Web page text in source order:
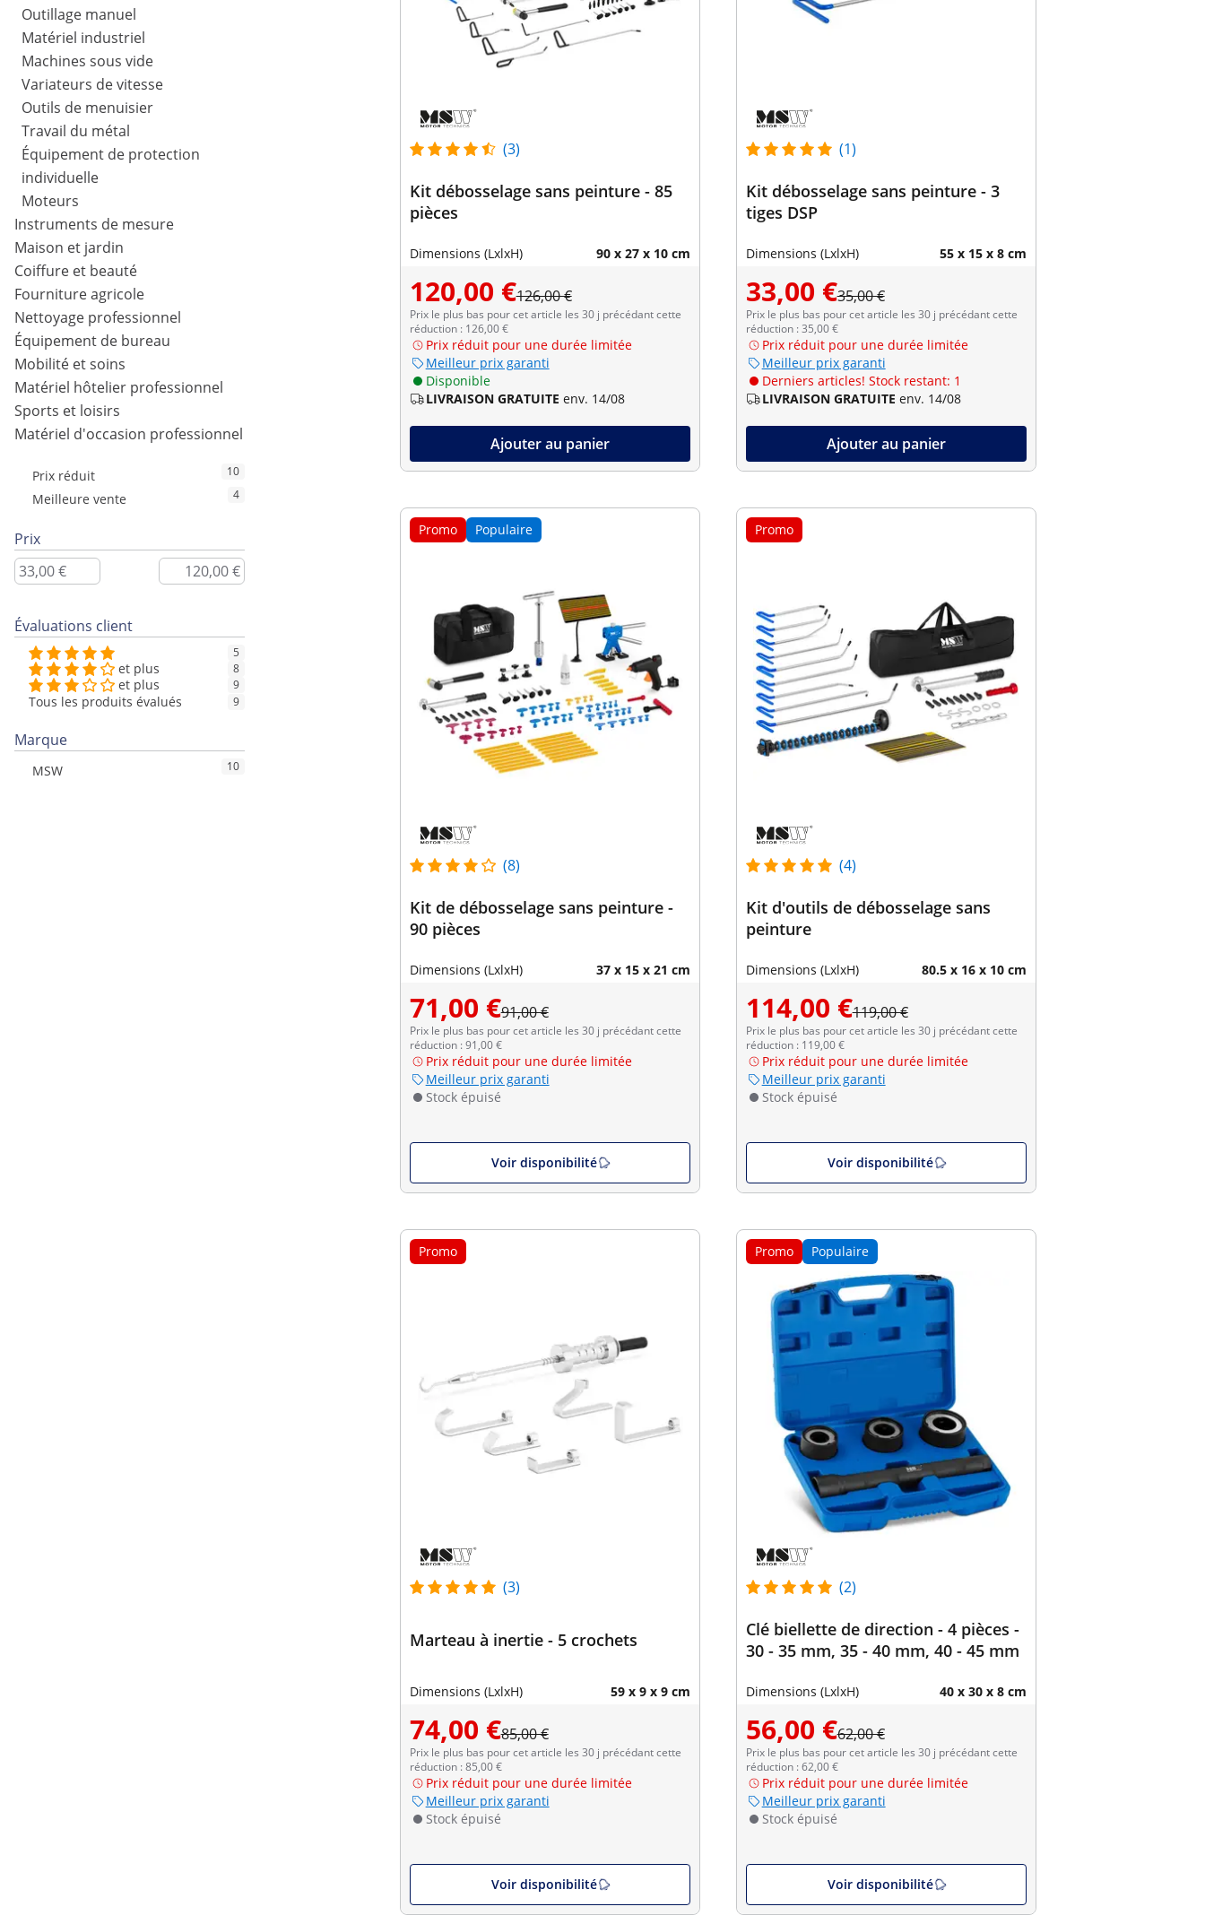
Outillage manuel
Matériel industriel
Machines sous vide
Variateurs de vitesse
Outils de menuisier
Travail du métal
Équipement de protection
individuelle
Moteurs
Instruments de mesure
Maison et jardin
Coiffure et beauté
Fourniture agricole
Nettoyage professionnel
Équipement de bureau
Mobilité et soins
Matériel hôtelier professionnel
Sports et loisirs
Matériel d'occasion professionnel
Prix réduit 10
Meilleure vente 4
Prix
Évaluations client
5
et plus 8
et plus 9
Tous les produits évalués 9
Marque
MSW 10
(3)
Kit débosselage sans peinture - 85
pièces
Dimensions (LxlxH) 90 x 27 x 10 cm
120,00 €126,00 €
Prix le plus bas pour cet article les 30 j précédant cette
réduction : 126,00 €
Prix réduit pour une durée limitée
Meilleur prix garanti
Disponible
LIVRAISON GRATUITE env. 14/08
Ajouter au panier
(1)
Kit débosselage sans peinture - 3
tiges DSP
Dimensions (LxlxH) 55 x 15 x 8 cm
33,00 €35,00 €
Prix le plus bas pour cet article les 30 j précédant cette
réduction : 35,00 €
Prix réduit pour une durée limitée
Meilleur prix garanti
Derniers articles! Stock restant: 1
LIVRAISON GRATUITE env. 14/08
Ajouter au panier
Promo Populaire
(8)
Kit de débosselage sans peinture -
90 pièces
Dimensions (LxlxH) 37 x 15 x 21 cm
71,00 €91,00 €
Prix le plus bas pour cet article les 30 j précédant cette
réduction : 91,00 €
Prix réduit pour une durée limitée
Meilleur prix garanti
Stock épuisé
Voir disponibilité
Promo
(4)
Kit d'outils de débosselage sans
peinture
Dimensions (LxlxH) 80.5 x 16 x 10 cm
114,00 €119,00 €
Prix le plus bas pour cet article les 30 j précédant cette
réduction : 119,00 €
Prix réduit pour une durée limitée
Meilleur prix garanti
Stock épuisé
Voir disponibilité
Promo
(3)
Marteau à inertie - 5 crochets
Dimensions (LxlxH) 59 x 9 x 9 cm
74,00 €85,00 €
Prix le plus bas pour cet article les 30 j précédant cette
réduction : 85,00 €
Prix réduit pour une durée limitée
Meilleur prix garanti
Stock épuisé
Voir disponibilité
Promo Populaire
(2)
Clé biellette de direction - 4 pièces -
30 - 35 mm, 35 - 40 mm, 40 - 45 mm
Dimensions (LxlxH) 40 x 30 x 8 cm
56,00 €62,00 €
Prix le plus bas pour cet article les 30 j précédant cette
réduction : 62,00 €
Prix réduit pour une durée limitée
Meilleur prix garanti
Stock épuisé
Voir disponibilité